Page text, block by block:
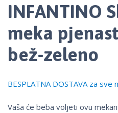
INFANTINO
meka
bež-zeleno
BESPLATNA DOSTAVA za
Vaša će beba voljeti ovu